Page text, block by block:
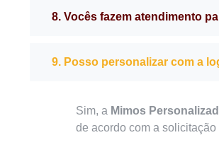
8. Vocês fazem atendimento
9. Posso personalizar com a
Sim, a Mimos
de acordo com a